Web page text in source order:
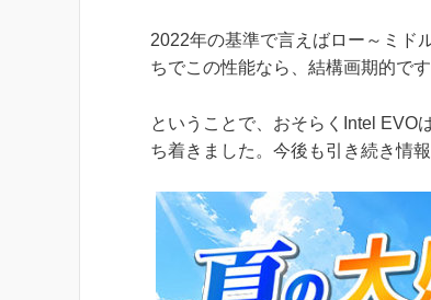
2022年の基準で言えばロー～ミド
ちでこの性能なら、結構画期的です
ということで、おそらくIntel EVO
ち着きました。今後も引き続き情